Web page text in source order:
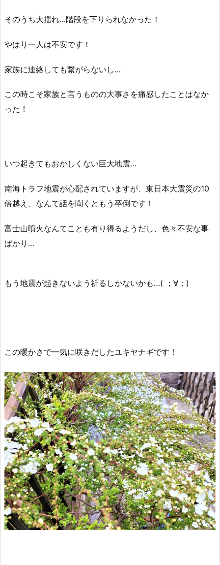
そのうち大揺れ…階段を下りられなかった！
やはり一人は不安です！
家族に連絡しても繋がらないし…
この時こそ家族と言うものの大事さを痛感したことはなか
った！
いつ起きてもおかしくない巨大地震…
南海トラフ地震が心配されていますが、東日本大震災の10
倍越え、なんて話を聞くともう卒倒です！
富士山噴火なんてことも有り得るようだし、色々不安な事
ばかり…
もう地震が起きないよう祈るしかないかも…( ；∀；)
この暖かさで一気に咲きだしたユキヤナギです！